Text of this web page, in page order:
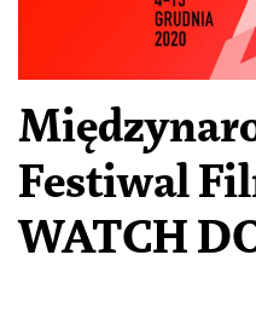
Festiwal
WATCH